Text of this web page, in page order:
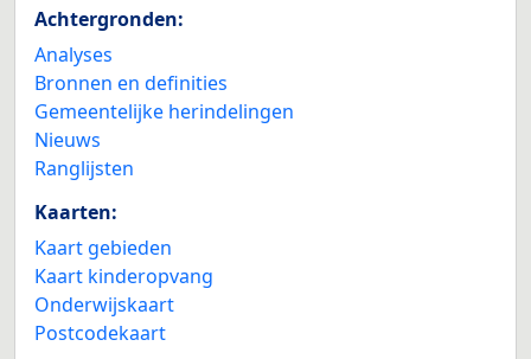
Achtergronden:
Analyses
Bronnen en definities
Gemeentelijke herindelingen
Nieuws
Ranglijsten
Kaarten:
Kaart gebieden
Kaart kinderopvang
Onderwijskaart
Postcodekaart